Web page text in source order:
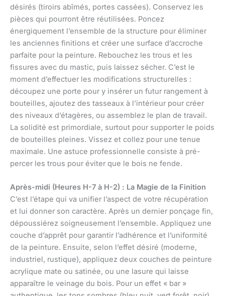
désirés (tiroirs abîmés, portes cassées). Conservez les
pièces qui pourront être réutilisées. Poncez
énergiquement l’ensemble de la structure pour éliminer
les anciennes finitions et créer une surface d’accroche
parfaite pour la peinture. Rebouchez les trous et les
fissures avec du mastic, puis laissez sécher. C’est le
moment d’effectuer les modifications structurelles :
découpez une porte pour y insérer un futur rangement à
bouteilles, ajoutez des tasseaux à l’intérieur pour créer
des niveaux d’étagères, ou assemblez le plan de travail.
La solidité est primordiale, surtout pour supporter le poids
de bouteilles pleines. Vissez et collez pour une tenue
maximale. Une astuce professionnelle consiste à pré-
percer les trous pour éviter que le bois ne fende.
Après-midi (Heures H-7 à H-2) : La Magie de la Finition
C’est l’étape qui va unifier l’aspect de votre récupération
et lui donner son caractère. Après un dernier ponçage fin,
dépoussiérez soigneusement l’ensemble. Appliquez une
couche d’apprêt pour garantir l’adhérence et l’uniformité
de la peinture. Ensuite, selon l’effet désiré (moderne,
industriel, rustique), appliquez deux couches de peinture
acrylique mate ou satinée, ou une lasure qui laisse
apparaître le veinage du bois. Pour un effet « bar »